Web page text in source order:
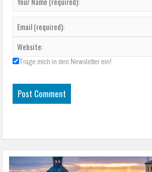
Trage mich in den Newsletter ein!